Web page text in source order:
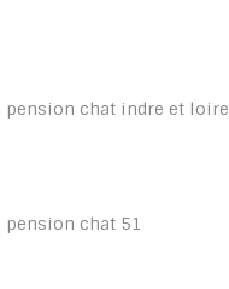
pension chat indre et loire
pension chat 51